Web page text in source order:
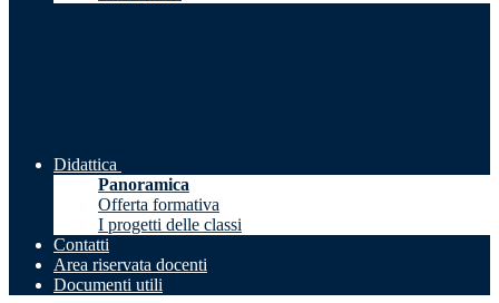
Didattica
Panoramica
Offerta formativa
I progetti delle classi
Contatti
Area riservata docenti
Documenti utili